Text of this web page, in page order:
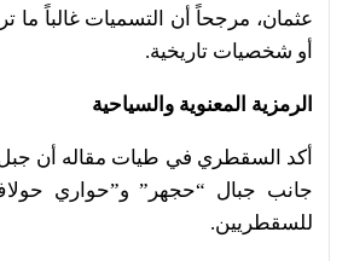
عثمان، مرجحاً أن التسميات غالباً ما
أو شخصيات تاريخية.
الرمزية المعنوية والسياحية
أكد السقطري في طيات مقاله أن
جانب جبال “حجهر” و”حواري
للسقطريين.